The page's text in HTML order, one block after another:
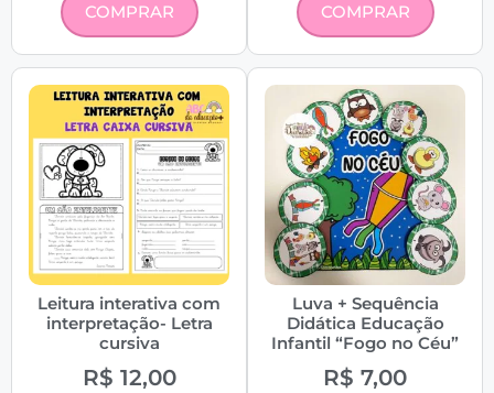
COMPRAR COMPRAR
Leitura interativa com
interpretação- Letra
cursiva
R$ 12,00
Luva + Sequência
Didática Educação
Infantil “Fogo no Céu”
R$ 7,00